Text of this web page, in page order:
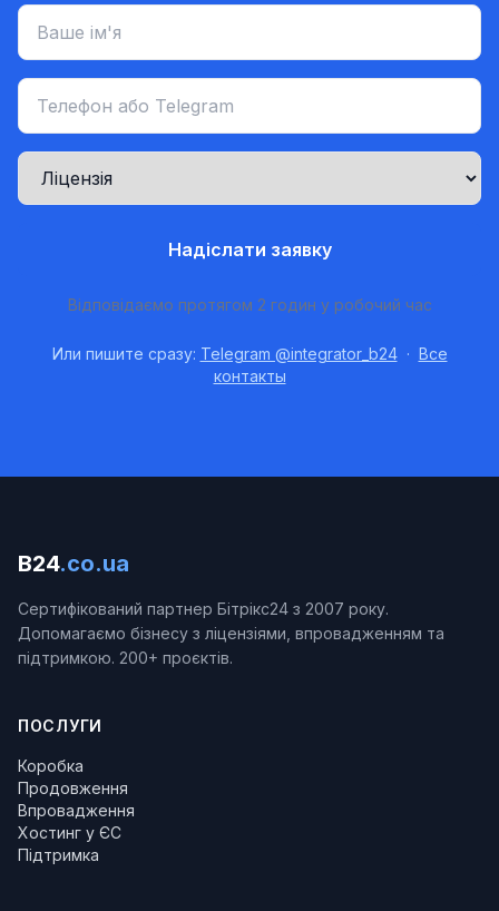
Надіслати заявку
Відповідаємо протягом 2 годин у робочий час
Или пишите сразу: Telegram @integrator_b24· Все
контакты
B24.co.ua
Сертифікований партнер Бітрікс24 з 2007 року.
Допомагаємо бізнесу з ліцензіями, впровадженням та
підтримкою. 200+ проєктів.
ПОСЛУГИ
Коробка
Продовження
Впровадження
Хостинг у ЄС
Підтримка